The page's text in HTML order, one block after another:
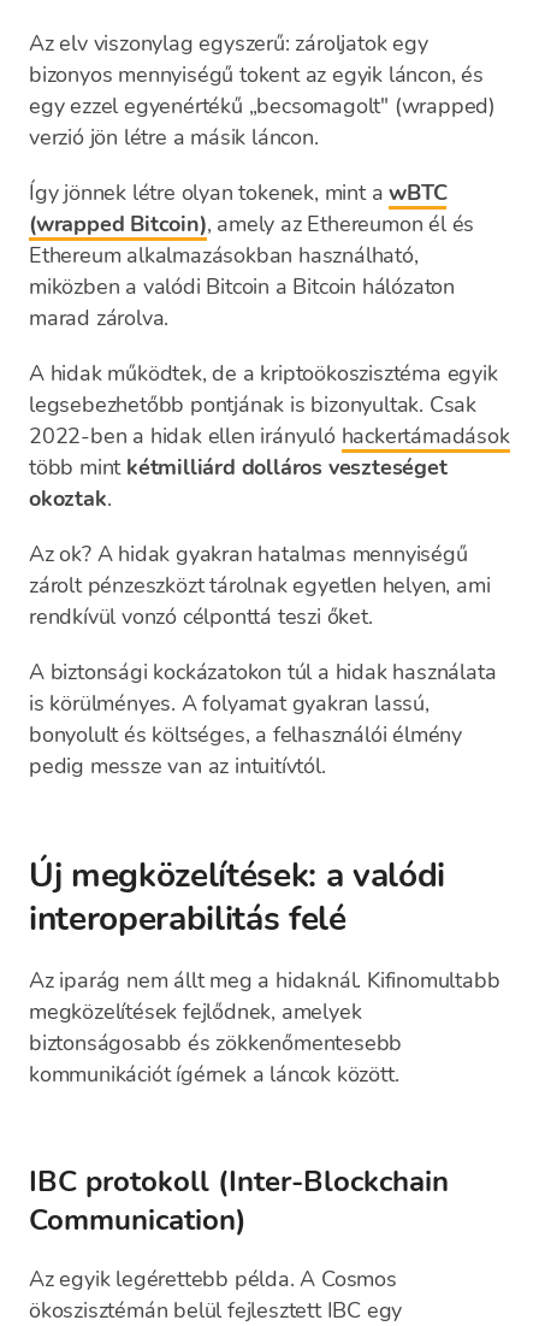
Az elv viszonylag egyszerű: zároljatok egy
bizonyos mennyiségű tokent az egyik láncon, és
egy ezzel egyenértékű „becsomagolt" (wrapped)
verzió jön létre a másik láncon.
Így jönnek létre olyan tokenek, mint awBTC
(wrapped Bitcoin), amely az Ethereumon él és
Ethereum alkalmazásokban használható,
miközben a valódi Bitcoin a Bitcoin hálózaton
marad zárolva.
A hidak működtek, de a kriptoökoszisztéma egyik
legsebezhetőbb pontjának is bizonyultak. Csak
2022-ben a hidak ellen irányuló hackertámadások
több mint kétmilliárd dolláros veszteséget
okoztak.
Az ok? A hidak gyakran hatalmas mennyiségű
zárolt pénzeszközt tárolnak egyetlen helyen, ami
rendkívül vonzó célponttá teszi őket.
A biztonsági kockázatokon túl a hidak használata
is körülményes. A folyamat gyakran lassú,
bonyolult és költséges, a felhasználói élmény
pedig messze van az intuitívtól.
Új megközelítések: a valódi
interoperabilitás felé
Az iparág nem állt meg a hidaknál. Kifinomultabb
megközelítések fejlődnek, amelyek
biztonságosabb és zökkenőmentesebb
kommunikációt ígérnek a láncok között.
IBC protokoll (Inter-Blockchain
Communication)
Az egyik legérettebb példa. A Cosmos
ökoszisztémán belül fejlesztett IBC egy